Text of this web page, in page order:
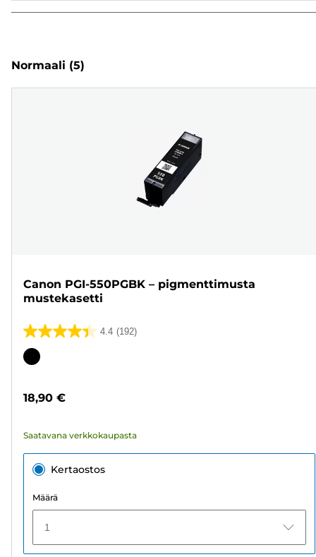
Normaali (5)
Canon PGI-550PGBK – pigmenttimusta
mustekasetti
4.4 (192)
4.4/5
tähteä.
Värikasetti
18,90 €
Saatavana verkkokaupasta
Kertaostos
Määrä
1